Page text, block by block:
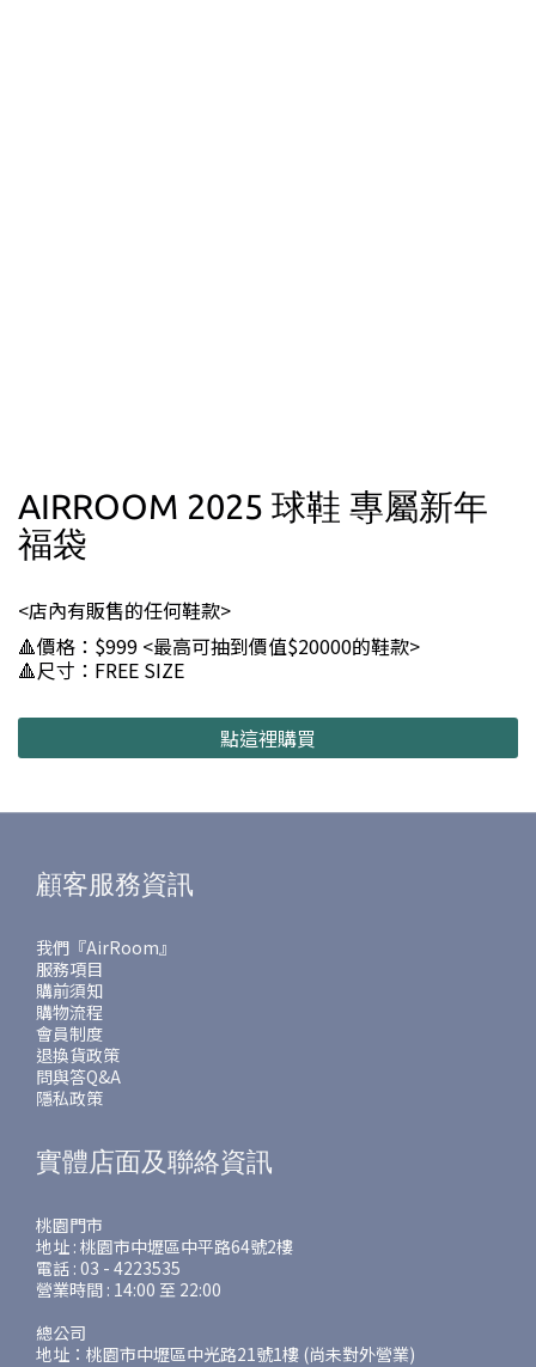
AIRROOM 2025 球鞋 專屬新年
福袋
<店內有販售的任何鞋款>
🔺價格：$999 <最高可抽到價值$20000的鞋款>
🔺尺寸：FREE SIZE
點這裡購買
顧客服務資訊
我們『AirRoom』
服務項目
購前須知
購物流程
會員制度
退換貨政策
問與答Q&A
隱私政策
實體店面及聯絡資訊
桃園門市
地址 : 桃園市中壢區中平路64號2樓
電話 : 03 - 4223535
營業時間 : 14:00 至 22:00
總公司
地址：桃園市中壢區中光路21號1樓 (尚未對外營業)